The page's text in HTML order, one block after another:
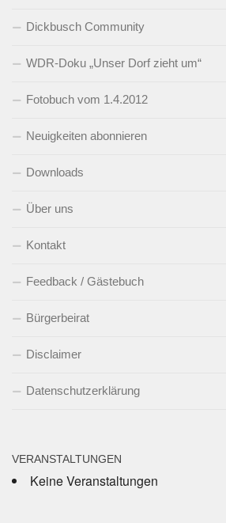
Dickbusch Community
WDR-Doku „Unser Dorf zieht um“
Fotobuch vom 1.4.2012
Neuigkeiten abonnieren
Downloads
Über uns
Kontakt
Feedback / Gästebuch
Bürgerbeirat
Disclaimer
Datenschutzerklärung
VERANSTALTUNGEN
Keine Veranstaltungen